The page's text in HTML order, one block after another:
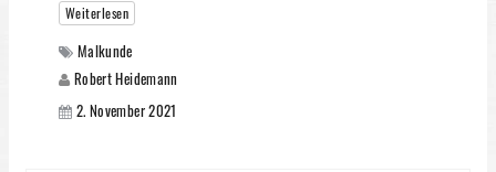
Weiterlesen
Malkunde
Robert Heidemann
2. November 2021